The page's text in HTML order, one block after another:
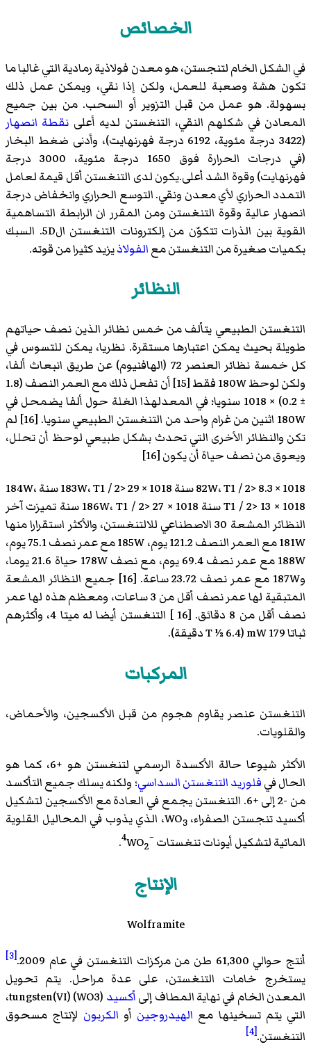
الخصائص
في الشكل الخام لتنجستن، هو معدن فولاذية رمادية التي غالبا ما
تكون هشة وصعبة للعمل، ولكن إذا نقي، ويمكن عمل ذلك
بسهولة. هو عمل من قبل التزوير أو السحب. من بين جميع
المعادن في شكلهم النقي، التنغستن لديه أعلى نقطة انصهار
(3422 درجة مئوية، 6192 درجة فهرنهايت)، وأدنى ضغط البخار
(في درجات الحرارة فوق 1650 درجة مئوية، 3000 درجة
فهرنهايت) وقوة الشد أعلى.يكون لدى التنغستن أقل قيمة لعامل
التمدد الحراري لأي معدن ونقي. التوسع الحراري وانخفاض درجة
انصهار عالية وقوة التنغستن ومن المقرر ان الرابطة التساهمية
القوية بين الذرات تتكوّن من إلكترونات التنغستن ال5D. السبك
بكميات صغيرة من التنغستن معالفولاذيزيد كثيرا من قوته.
النظائر
التنغستن الطبيعي يتألف من خمس نظائر الذين نصف حياتهم
طويلة بحيث يمكن اعتبارها مستقرة. نظريا، يمكن للتسوس في
كل خمسة نظائر العنصر 72 (الهافنيوم) عن طريق انبعاث ألفا،
ولكن لوحظ 180W فقط [15] أن تفعل ذلك مع العمر النصف (1.8
± 0.2) × 1018 سنويا؛ في المعدلهذا الغلة حول ألفا يضمحل في
180W اثنين من غرام واحد من التنغستن الطبيعي سنويا. [16] لم
تكن والنظائر الأخرى التي تحدث بشكل طبيعي لوحظ أن تحلل،
ويعوق من نصف حياة أن يكون [16]
82W، T1 / 2> 8.3 × 1018 سنة 183W، T1 / 2> 29 × 1018 سنة 184W،
T1 / 2> 13 × 1018 سنة 186W، T1 / 2> 27 × 1018 سنة تميزت آخر
النظائر المشعة 30 الاصطناعي للالتنغستن، والأكثر استقرارا منها
181W مع العمر النصف 121.2 يوم، 185W مع عمر نصف 75.1 يوم،
188W مع عمر نصف 69.4 يوم، مع نصف 178W حياة 21.6 يوما،
و187W مع عمر نصف 23.72 ساعة. [16] جميع النظائر المشعة
المتبقية لها عمر نصف أقل من 3 ساعات، ومعظم هذه لها عمر
نصف أقل من 8 دقائق. [16 ] التنغستن أيضا له ميتا 4، وأكثرهم
ثباتا 179 mW (T ½ 6.4 دقيقة).
المركبات
التنغستن عنصر يقاوم هجوم من قبل الأكسجين، والأحماض،
والقلويات.
الأكثر شيوعا حالة الأكسدة الرسمي لتنغستن هو +6، كما هو
الحال فيفلوريد التنغستن السداسي؛ ولكنه يسلك جميع التأكسد
من -2 إلى +6. التنغستن يجمع في العادة مع الأكسجين لتشكيل
أكسيد تنجستن الصفراء، WO3
، الذي يذوب في المحاليل القلوية
المائية لتشكيل أيونات تنغستات −4
WO2
.
الإنتاج
Wolframite
أنتج حوالي 61,300 طن من مركزات التنغستن في عام 2009.
[3]
يستخرج خامات التنغستن، على عدة مراحل. يتم تحويل
المعدن الخام في نهاية المطاف إلىأكسيد
tungsten(VI) (WO3)،
التي يتم تسخينها مع الهيدروجين أو الكربون لإنتاج مسحوق
التنغستن.
[4]